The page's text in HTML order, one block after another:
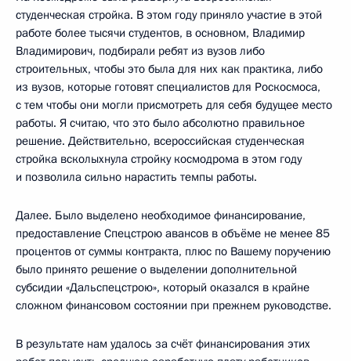
студенческая стройка. В этом году приняло участие в этой
работе более тысячи студентов, в основном, Владимир
Владимирович, подбирали ребят из вузов либо
строительных, чтобы это была для них как практика, либо
из вузов, которые готовят специалистов для Роскосмоса,
с тем чтобы они могли присмотреть для себя будущее место
работы. Я считаю, что это было абсолютно правильное
решение. Действительно, всероссийская студенческая
стройка всколыхнула стройку космодрома в этом году
и позволила сильно нарастить темпы работы.
Далее. Было выделено необходимое финансирование,
предоставление Спецстрою авансов в объёме не менее 85
процентов от суммы контракта, плюс по Вашему поручению
было принято решение о выделении дополнительной
субсидии «Дальспецстрою», который оказался в крайне
сложном финансовом состоянии при прежнем руководстве.
В результате нам удалось за счёт финансирования этих